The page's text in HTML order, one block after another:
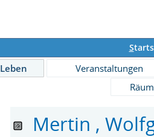
S
Veranstaltungen
Mertin ,